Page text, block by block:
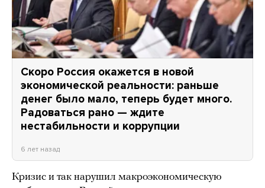
Скоро Россия окажется в новой
экономической реальности: раньше
денег было мало, теперь будет много.
Радоваться рано — ждите
нестабильности и коррупции
6 лет назад
Кризис и так нарушил макроэкономическую